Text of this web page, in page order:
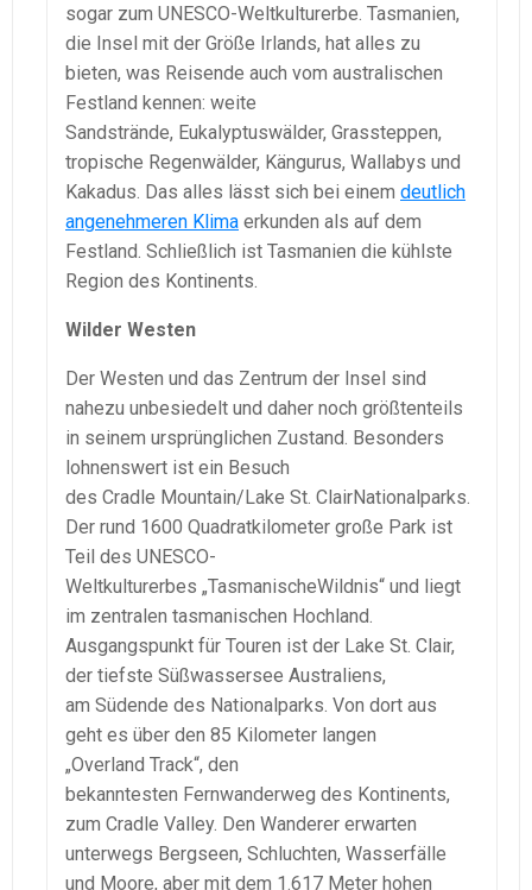
sogar zum UNESCO-Weltkulturerbe. Tasmanien,
die Insel mit der Größe Irlands, hat alles zu
bieten, was Reisende auch vom australischen
Festland kennen: weite
Sandstrände, Eukalyptuswälder, Grassteppen,
tropische Regenwälder, Kängurus, Wallabys und
Kakadus. Das alles lässt sich bei einem deutlich
angenehmeren Klima erkunden als auf dem
Festland. Schließlich ist Tasmanien die kühlste
Region des Kontinents.
Wilder Westen
Der Westen und das Zentrum der Insel sind
nahezu unbesiedelt und daher noch größtenteils
in seinem ursprünglichen Zustand. Besonders
lohnenswert ist ein Besuch
des Cradle Mountain/Lake St. ClairNationalparks.
Der rund 1600 Quadratkilometer große Park ist
Teil des UNESCO-
Weltkulturerbes „TasmanischeWildnis“ und liegt
im zentralen tasmanischen Hochland.
Ausgangspunkt für Touren ist der Lake St. Clair,
der tiefste Süßwassersee Australiens,
am Südende des Nationalparks. Von dort aus
geht es über den 85 Kilometer langen
„Overland Track“, den
bekanntesten Fernwanderweg des Kontinents,
zum Cradle Valley. Den Wanderer erwarten
unterwegs Bergseen, Schluchten, Wasserfälle
und Moore, aber mit dem 1.617 Meter hohen